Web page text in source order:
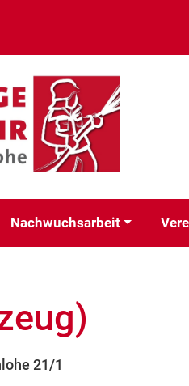
Nachwuchsarbeit
21/1